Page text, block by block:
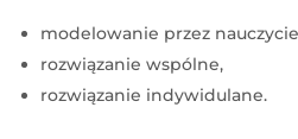
modelowanie przez
rozwiązanie wspólne,
rozwiązanie indywidulane.